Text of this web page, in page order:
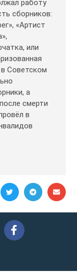
работу
сборников:
«Артист
или
в Советском
а
смерти
в